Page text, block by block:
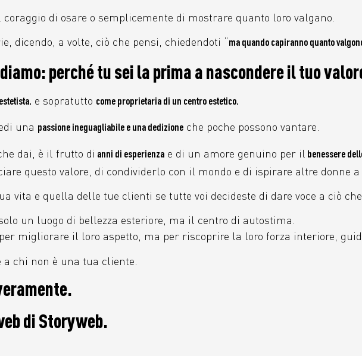
di osare o semplicemente di mostrare quanto loro valgano.
dicendo, a volte, ciò che pensi, chiedendoti “ma quando capiranno quanto
perché tu sei la prima a nascondere il tuo
e sopratutto come proprietaria di un centro estetico.
una passione ineguagliabile e una dedizione che poche possono vantare.
dai, è il frutto di anni di esperienza e di un amore genuino per il benessere
questo valore, di condividerlo con il mondo e di ispirare altre donne a
vita e quella delle tue clienti se tutte voi decideste di dare voce a ciò
un luogo di bellezza esteriore, ma il centro di autostima.
migliorare il loro aspetto, ma per riscoprire la loro forza interiore,
chi non è una tua cliente.
di Storyweb.